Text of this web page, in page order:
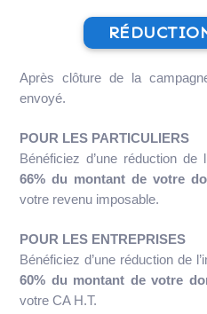
Après clôture de la
envoyé.
POUR LES PARTICULIERS
Bénéficiez d’une réduction
66% du montant de votre
votre revenu imposable.
POUR LES ENTREPRISES
Bénéficiez d’une réduction de
60% du montant de votre
votre CA H.T.